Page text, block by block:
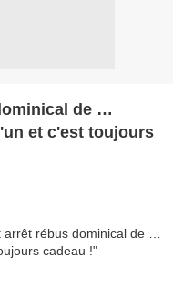
de …
et c'est toujours